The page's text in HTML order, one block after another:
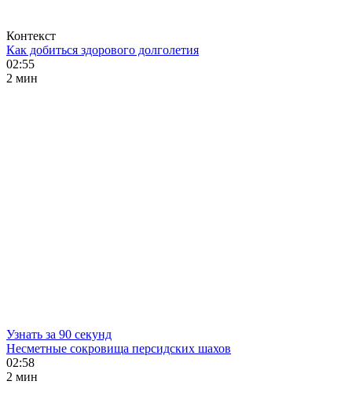
Контекст
Как добиться здорового долголетия
02:55
2 мин
Узнать за 90 секунд
Несметные сокровища персидских шахов
02:58
2 мин